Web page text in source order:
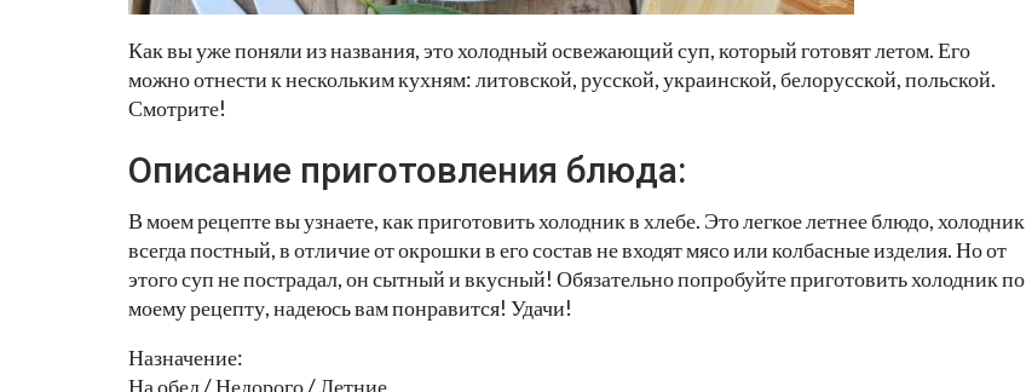
Как вы уже поняли из названия, это холодный освежающий суп, который готовят летом. Его
можно отнести к нескольким кухням: литовской, русской, украинской, белорусской, польской.
Смотрите!
Описание приготовления блюда:
В моем рецепте вы узнаете, как приготовить холодник в хлебе. Это легкое летнее блюдо, холодник
всегда постный, в отличие от окрошки в его состав не входят мясо или колбасные изделия. Но от
этого суп не пострадал, он сытный и вкусный! Обязательно попробуйте приготовить холодник по
моему рецепту, надеюсь вам понравится! Удачи!
Назначение:
На обед / Недорого / Летние